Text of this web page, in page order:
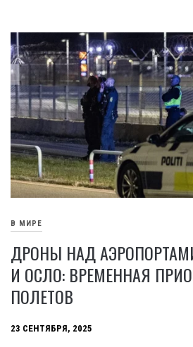
В МИРЕ
ДРОНЫ НАД
И ОСЛО: ВРЕМЕННАЯ
ПОЛЕТОВ
23 СЕНТЯБРЯ, 2025